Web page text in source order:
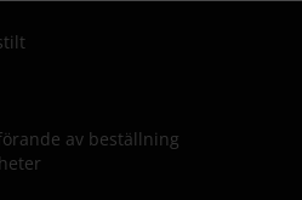
av beställning